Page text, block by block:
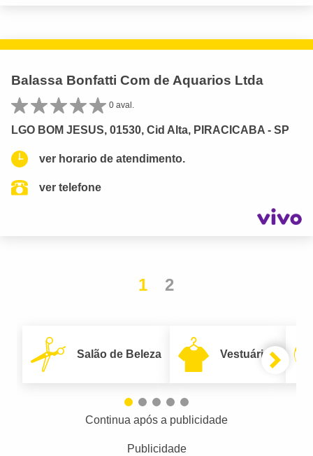
Balassa Bonfatti Com de Aquarios Ltda
0 aval.
LGO BOM JESUS, 01530, Cid Alta, PIRACICABA - SP
ver horario de atendimento.
ver telefone
1 2
Salão de Beleza Vestuário
Continua após a publicidade
Publicidade